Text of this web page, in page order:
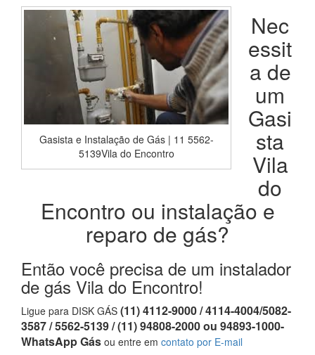
Gasista e Instalação de Gás | 11 5562-
5139Vila do Encontro
Nec
essit
a de
um
Gasi
sta
Vila
do
Encontro ou instalação e
reparo de gás?
Então você precisa de um instalador
de gás Vila do Encontro!
Ligue para DISK GÁS (11) 4112-9000 / 4114-4004/5082-
3587 / 5562-5139 / (11) 94808-2000 ou 94893-1000-
WhatsApp Gás ou entre em contato por E-mail